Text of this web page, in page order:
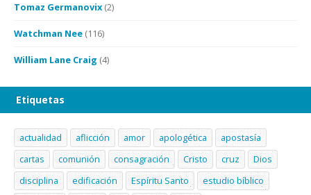
Tomaz Germanovix (2)
Watchman Nee (116)
William Lane Craig (4)
Etiquetas
actualidad aflicción amor apologética
apostasía
cartas
comunión consagración Cristo cruz
Dios
disciplina
edificación Espíritu Santo
estudio bíblico